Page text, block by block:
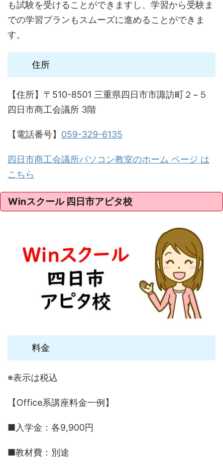
も試験を受けることができますし、学習から受験ま
での学習プランもスムーズに進めることができま
す。
住所
【住所】〒510-8501 三重県四日市市諏訪町２−５
四日市商工会議所 3階
【電話番号】 059-329-6135
四日市商工会議所パソコン教室のホーム ページ は
こちら
Winスクール 四日市アピタ校
料金
※表示は税込
【Office系講座料金一例】
■入学金：各9,900円
■教材費：別途